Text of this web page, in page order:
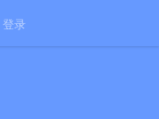
登录